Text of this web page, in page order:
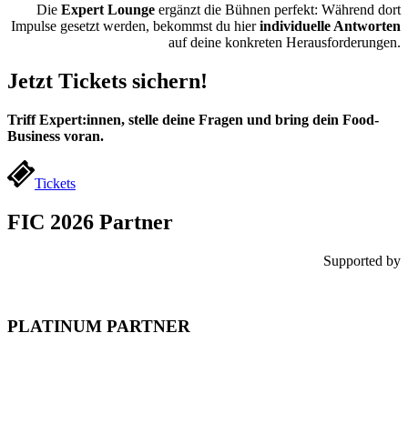
Die Expert Lounge ergänzt die Bühnen perfekt: Während dort
Impulse gesetzt werden, bekommst du hierindividuelle Antworten
auf deine konkreten Herausforderungen.
Jetzt Tickets sichern!
Triff Expert:innen, stelle deine Fragen und bring dein Food-
Business voran.
Tickets
FIC 2026 Partner
Supported by
PLATINUM PARTNER